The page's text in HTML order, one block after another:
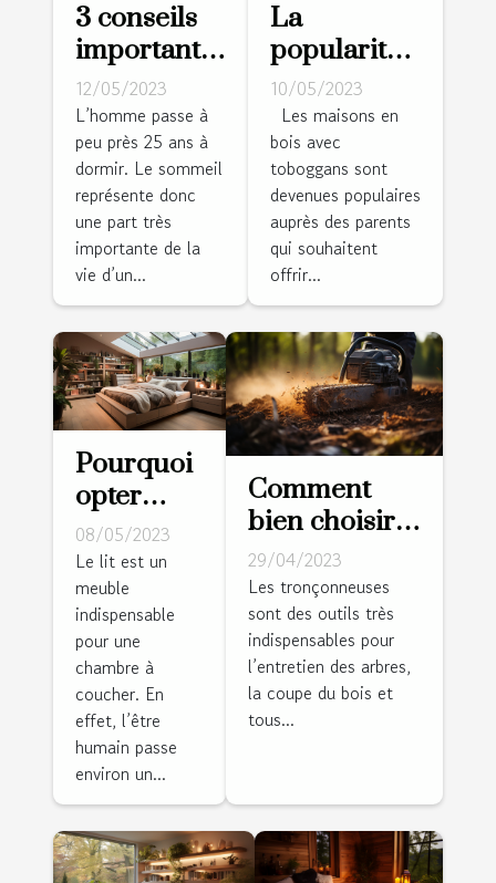
3 conseils
importants
pour bien
choisir son
matelas
12/05/2023
L’homme passe à
peu près 25 ans à
dormir. Le sommeil
représente donc
une part très
importante de la
vie d’un...
La
popularité
des
maisons en
bois avec
toboggans :
une
expérience
ludique
charmante
pour les
enfants
10/05/2023
Les maisons en
bois avec
toboggans sont
devenues populaires
auprès des parents
qui souhaitent
offrir...
Pourquoi
opter
pour un
lit avec
dressing
intégré ?
08/05/2023
Le lit est un
meuble
indispensable
pour une
chambre à
coucher. En
effet, l’être
humain passe
environ un...
Comment
bien choisir
sa
tronçonneuse
?
29/04/2023
Les tronçonneuses
sont des outils très
indispensables pour
l’entretien des arbres,
la coupe du bois et
tous...